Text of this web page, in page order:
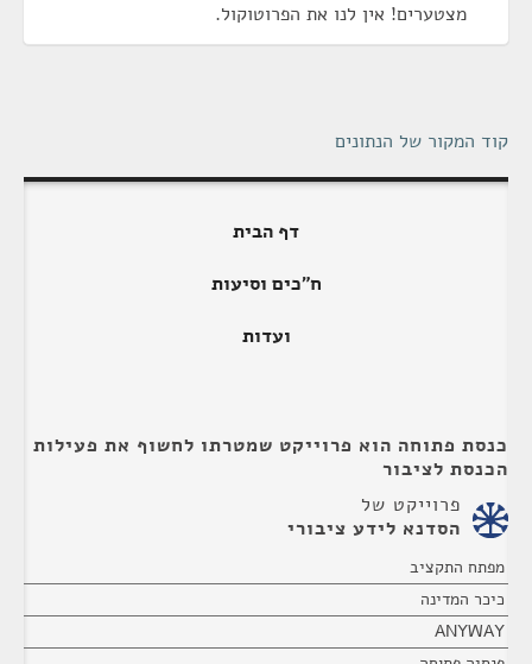
מצטערים! אין לנו את הפרוטוקול.
קוד המקור של הנתונים
דף הבית
ח"כים וסיעות
ועדות
כנסת פתוחה הוא פרוייקט שמטרתו לחשוף את פעילות
הכנסת לציבור
פרוייקט של
הסדנא לידע ציבורי
מפתח התקציב
כיכר המדינה
ANYWAY